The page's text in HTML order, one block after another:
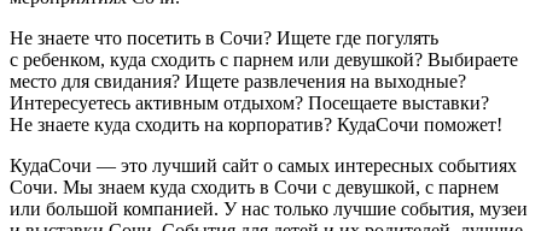
Не знаете что посетить в Сочи? Ищете где погулять
с ребенком, куда сходить с парнем или девушкой? Выбираете
место для свидания? Ищете развлечения на выходные?
Интересуетесь активным отдыхом? Посещаете выставки?
Не знаете куда сходить на корпоратив? КудаСочи поможет!
КудаСочи — это лучший сайт о самых интересных событиях
Сочи. Мы знаем куда сходить в Сочи с девушкой, с парнем
или большой компанией. У нас только лучшие события, музеи